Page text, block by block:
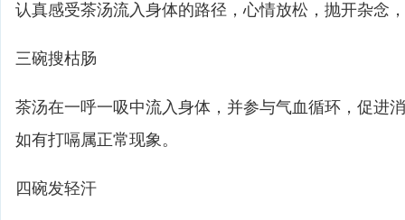
认真感受茶汤流入身体的路径，心情放松，抛开杂念
三碗搜枯肠
茶汤在一呼一吸中流入身体，并参与气血循环，促进
如有打嗝属正常现象。
四碗发轻汗